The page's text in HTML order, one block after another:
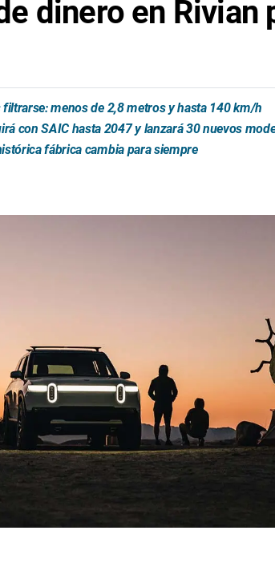
dinero en
menos de 2,8 metros y hasta 140 km/h
con SAIC hasta 2047 y lanzará 30 nuevos
fábrica cambia para siempre